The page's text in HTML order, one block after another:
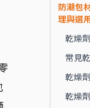
防潮包
理與選
乾燥
常見
乾燥
乾燥